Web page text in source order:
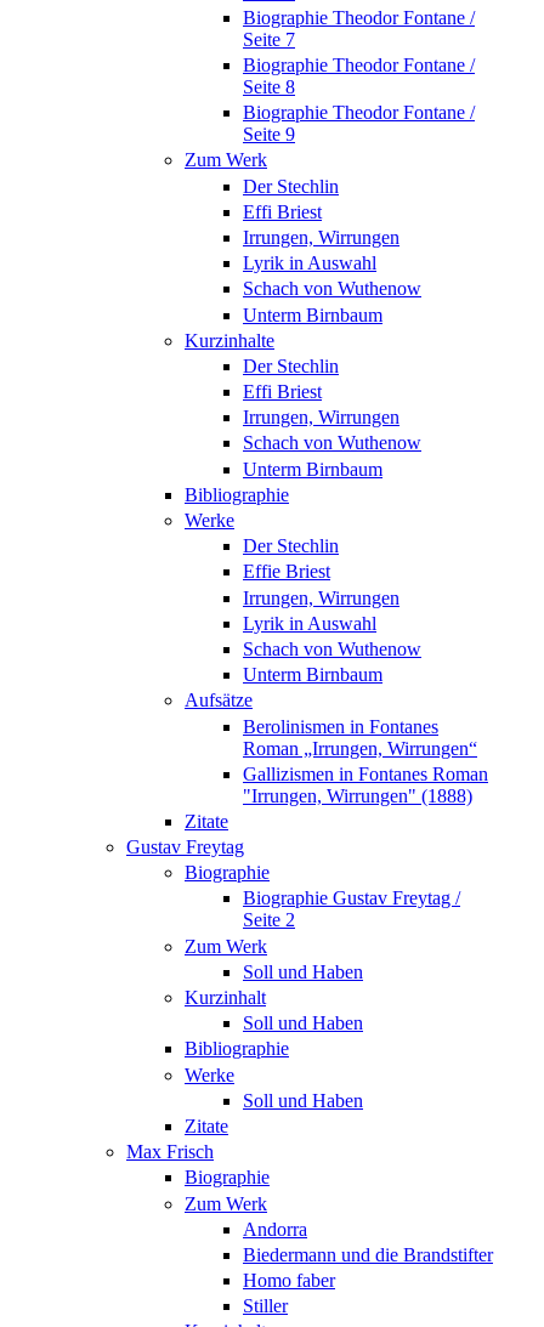
Biographie Theodor Fontane /
Seite 7
Biographie Theodor Fontane /
Seite 8
Biographie Theodor Fontane /
Seite 9
Zum Werk
Der Stechlin
Effi Briest
Irrungen, Wirrungen
Lyrik in Auswahl
Schach von Wuthenow
Unterm Birnbaum
Kurzinhalte
Der Stechlin
Effi Briest
Irrungen, Wirrungen
Schach von Wuthenow
Unterm Birnbaum
Bibliographie
Werke
Der Stechlin
Effie Briest
Irrungen, Wirrungen
Lyrik in Auswahl
Schach von Wuthenow
Unterm Birnbaum
Aufsätze
Berolinismen in Fontanes
Roman „Irrungen, Wirrungen“
Gallizismen in Fontanes Roman
"Irrungen, Wirrungen" (1888)
Zitate
Gustav Freytag
Biographie
Biographie Gustav Freytag /
Seite 2
Zum Werk
Soll und Haben
Kurzinhalt
Soll und Haben
Bibliographie
Werke
Soll und Haben
Zitate
Max Frisch
Biographie
Zum Werk
Andorra
Biedermann und die Brandstifter
Homo faber
Stiller